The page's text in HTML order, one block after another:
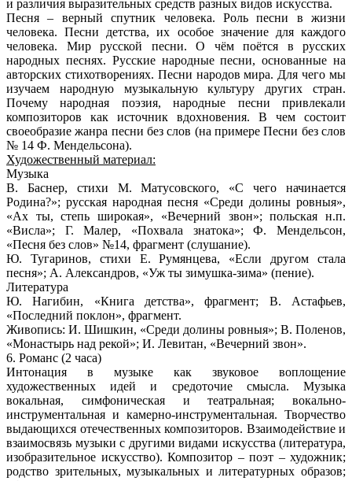
и различия выразительных средств разных видов искусства.
Песня – верный спутник человека. Роль песни в жизни
человека. Песни детства, их особое значение для каждого
человека. Мир русской песни. О чём поётся в русских
народных песнях. Русские народные песни, основанные на
авторских стихотворениях. Песни народов мира. Для чего мы
изучаем народную музыкальную культуру других стран.
Почему народная поэзия, народные песни привлекали
композиторов как источник вдохновения. В чем состоит
своеобразие жанра песни без слов (на примере Песни без слов
№ 14 Ф. Мендельсона).
Художественный материал:
Музыка
В. Баснер, стихи М. Матусовского, «С чего начинается
Родина?»; русская народная песня «Среди долины ровныя»,
«Ах ты, степь широкая», «Вечерний звон»; польская н.п.
«Висла»; Г. Малер, «Похвала знатока»; Ф. Мендельсон,
«Песня без слов» №14, фрагмент (слушание).
Ю. Тугаринов, стихи Е. Румянцева, «Если другом стала
песня»; А. Александров, «Уж ты зимушка-зима» (пение).
Литература
Ю. Нагибин, «Книга детства», фрагмент; В. Астафьев,
«Последний поклон», фрагмент.
Живопись: И. Шишкин, «Среди долины ровныя»; В. Поленов,
«Монастырь над рекой»; И. Левитан, «Вечерний звон».
6. Романс (2 часа)
Интонация в музыке как звуковое воплощение
художественных идей и средоточие смысла. Музыка
вокальная, симфоническая и театральная; вокально-
инструментальная и камерно-инструментальная. Творчество
выдающихся отечественных композиторов. Взаимодействие и
взаимосвязь музыки с другими видами искусства (литература,
изобразительное искусство). Композитор – поэт – художник;
родство зрительных, музыкальных и литературных образов;